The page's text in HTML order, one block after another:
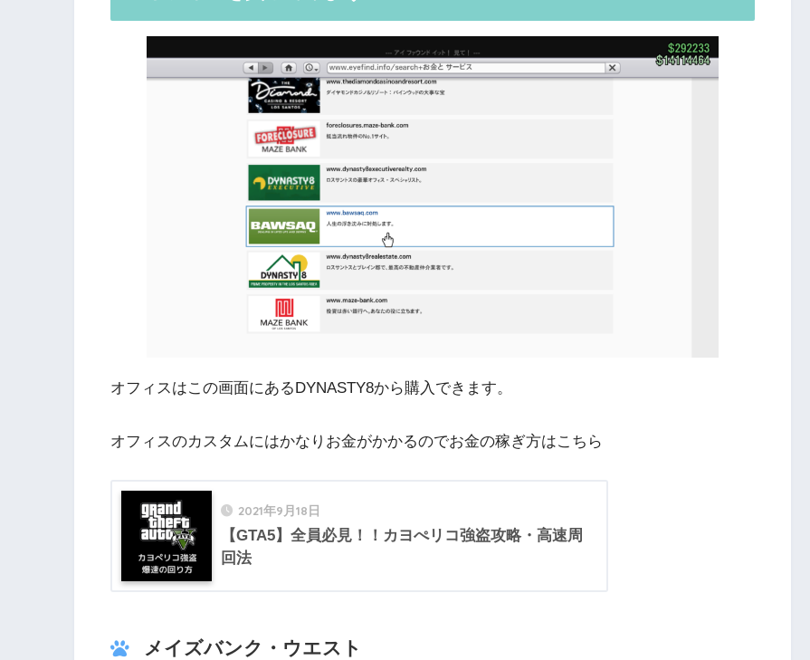
オフィスはこの画面にあるDYNASTY8から購入できます。
オフィスのカスタムにはかなりお金がかかるのでお金の稼ぎ方はこちら
2021年9月18日
【GTA5】全員必見！！カヨぺリコ強盗攻略・高速周
回法
メイズバンク・ウエスト